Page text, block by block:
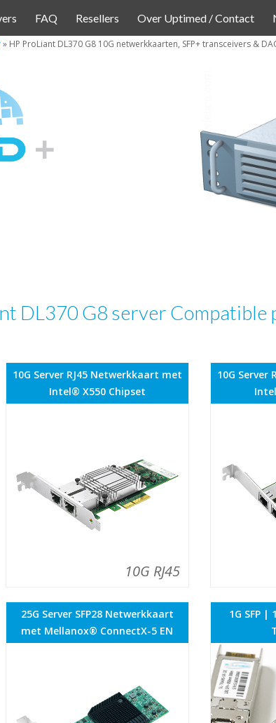
FAQ Resellers Over Uptimed / Contact
» HP ProLiant DL370 G8 10G netwerkkaarten, SFP+ transceivers &
DL370 G8 server
10G Server RJ45 Netwerkkaart met
Intel® X550 Chipset
10G RJ45
10G Server
25G Server SFP28 Netwerkkaart
met Mellanox® ConnectX-5 EN
1G SFP |